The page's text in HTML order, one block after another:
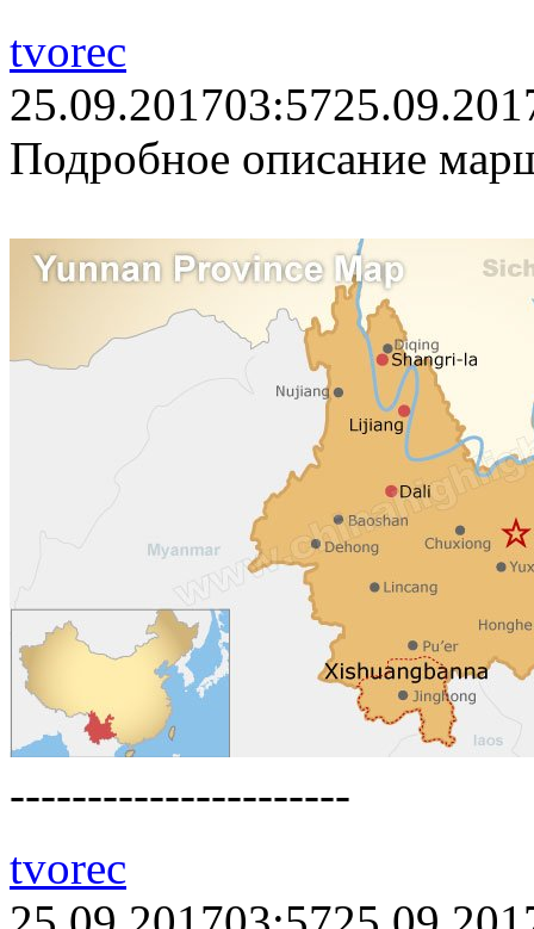
tvorec
25.09.201703:57
Подробное описание
----------------------
tvorec